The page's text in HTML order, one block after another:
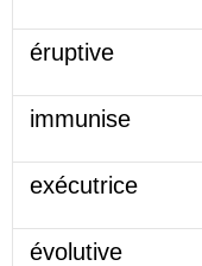
éruptive
immunise
exécutrice
évolutive